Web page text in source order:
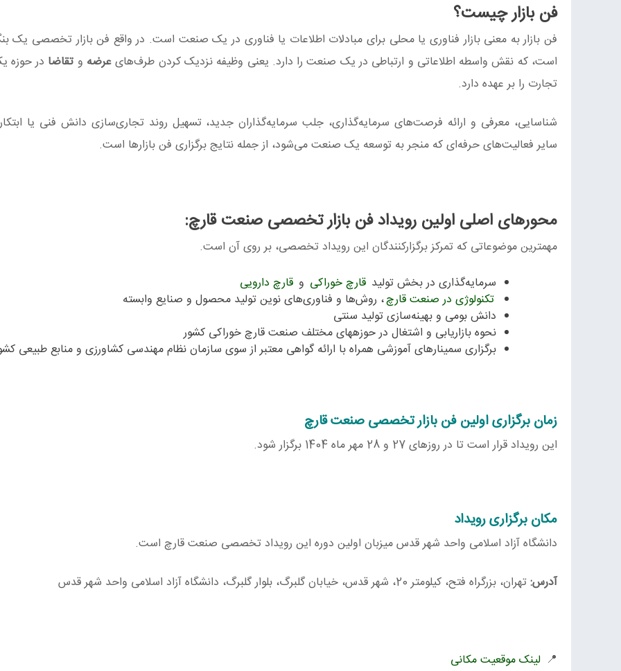
فن بازار چیست؟
فن‌ بازار به معنی بازار فناوری یا محلی برای مبادلات اطلاعات یا فناوری در یک صنعت است. در واقع فن‌ بازار تخصصی یک
است، كه نقش واسطه اطلاعاتی و ارتباطی در یک صنعت را دارد. یعنی وظیفه نزدیک كردن طرف‌هایعرضه و تقاضا در حوزه
تجارت را بر عهده دارد.
شناسایی، معرفی و ارائه فرصت‌های سرمایه‌گذاری، جلب سرمایه‌گذاران جدید، تسهیل روند تجاری‌سازی دانش‌ فنی یا
سایر فعالیت‌های حرفه‌ای كه منجر به توسعه یک صنعت می‌شود، از جمله نتایج برگزاری فن‌ بازارها است.
محورهای اصلی اولین رویداد فن بازار تخصصی صنعت قارچ:
مهمترین موضوعاتی که تمرکز برگزارکنندگان این رویداد تخصصی، بر روی آن است.
سرمایه‌گذاری در بخش تولید قارچ خوراکی و قارچ دارویی
تکنولوژی در صنعت قارچ، روش‌ها و فناوری‌های نوین تولید محصول و صنایع وابسته
دانش‌ بومی و بهینه‌سازی تولید سنتی
نحوه بازاریابی و اشتغال در حوزههای مختلف صنعت قارچ خوراکی کشور
برگزاری سمینارهای آموزشی همراه با ارائه گواهی معتبر از سوی سازمان نظام مهندسی کشاورزی و منابع طبیعی
زمان برگزاری اولین فن بازار تخصصی صنعت قارچ
این رویداد قرار است تا در روزهای 27 و 28 مهر ماه 1404 برگزار شود.
مکان برگزاری رویداد
دانشگاه آزاد اسلامی واحد شهر قدس میزبان اولین دوره این رویداد تخصصی صنعت قارچ است.
آدرس:تهران، بزرگراه فتح، کیلومتر 20، شهر قدس، خیابان گلبرگ، بلوار گلبرگ، دانشگاه آزاد اسلامی واحد شهر قدس
📍 لینک موقعیت مکانی